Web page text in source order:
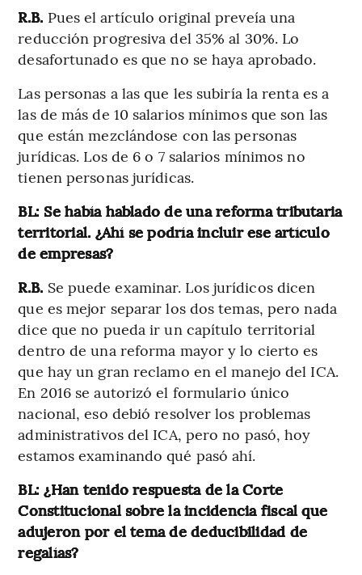
R.B. Pues el artículo original preveía una
reducción progresiva del 35% al 30%. Lo
desafortunado es que no se haya aprobado.
Las personas a las que les subiría la renta es a
las de más de 10 salarios mínimos que son las
que están mezclándose con las personas
jurídicas. Los de 6 o 7 salarios mínimos no
tienen personas jurídicas.
BL: Se había hablado de una reforma tributaria
territorial. ¿Ahí se podría incluir ese artículo
de empresas?
R.B. Se puede examinar. Los jurídicos dicen
que es mejor separar los dos temas, pero nada
dice que no pueda ir un capítulo territorial
dentro de una reforma mayor y lo cierto es
que hay un gran reclamo en el manejo del ICA.
En 2016 se autorizó el formulario único
nacional, eso debió resolver los problemas
administrativos del ICA, pero no pasó, hoy
estamos examinando qué pasó ahí.
BL: ¿Han tenido respuesta de la Corte
Constitucional sobre la incidencia fiscal que
adujeron por el tema de deducibilidad de
regalías?